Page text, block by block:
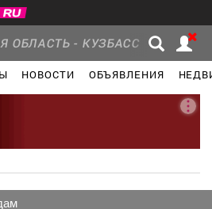
ОБЛАСТЬ - КУЗБАСС
НОВОСТИ ОБЪЯВЛЕНИЯ
Новости